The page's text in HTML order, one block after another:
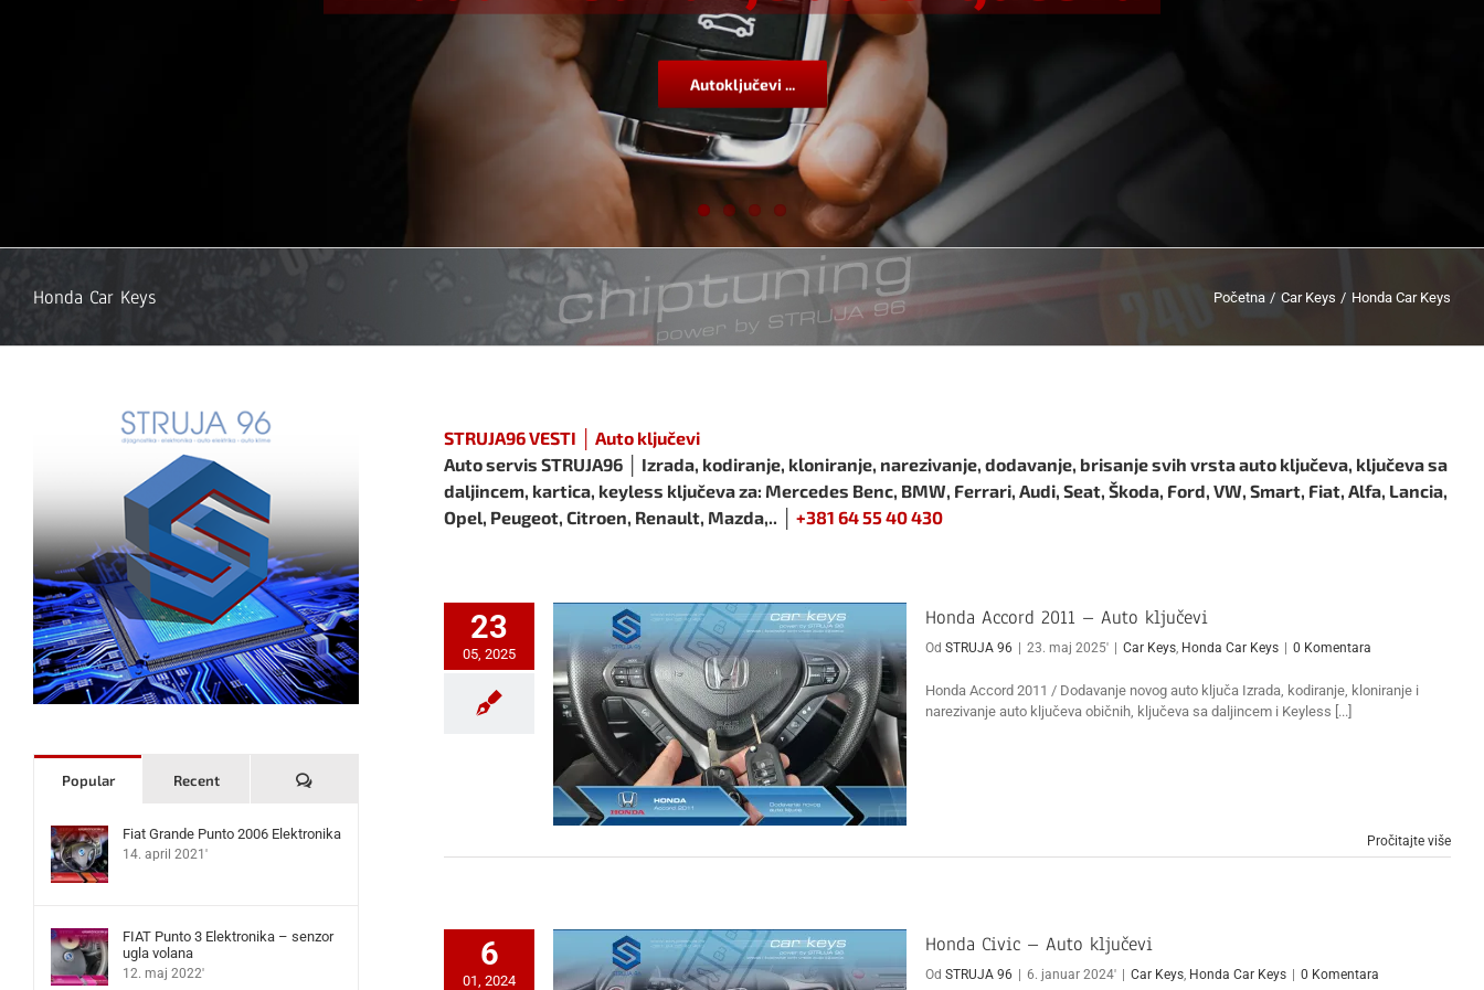
Autoključevi ...
Honda Car Keys Početna Car Keys Honda Car Keys
STRUJA96 VESTI │ Auto ključevi
Auto servis STRUJA96 │ Izrada, kodiranje, kloniranje, narezivanje, dodavanje, brisanje svih vrsta auto ključeva, ključeva sa
daljincem, kartica, keyless ključeva za: Mercedes Benc, BMW, Ferrari, Audi, Seat, Škoda, Ford, VW, Smart, Fiat, Alfa, Lancia,
Opel, Peugeot, Citroen, Renault, Mazda,.. │
+381 64 55 40 430
23
05, 2025
Honda Accord 2011 – Auto ključevi
OdSTRUJA 96 23. maj 2025' Car Keys, Honda Car Keys 0 Komentara
Honda Accord 2011 / Dodavanje novog auto ključa Izrada, kodiranje, kloniranje i
narezivanje auto ključeva običnih, ključeva sa daljincem i Keyless [...]
Pročitajte više
6
01, 2024
Honda Civic – Auto ključevi
OdSTRUJA 96 6. januar 2024' Car Keys, Honda Car Keys 0 Komentara
Popular Recent Komentari
Fiat Grande Punto 2006 Elektronika
14. april 2021'
FIAT Punto 3 Elektronika – senzor
ugla volana
12. maj 2022'